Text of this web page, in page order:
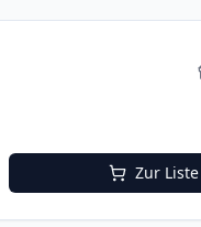
Zur Liste